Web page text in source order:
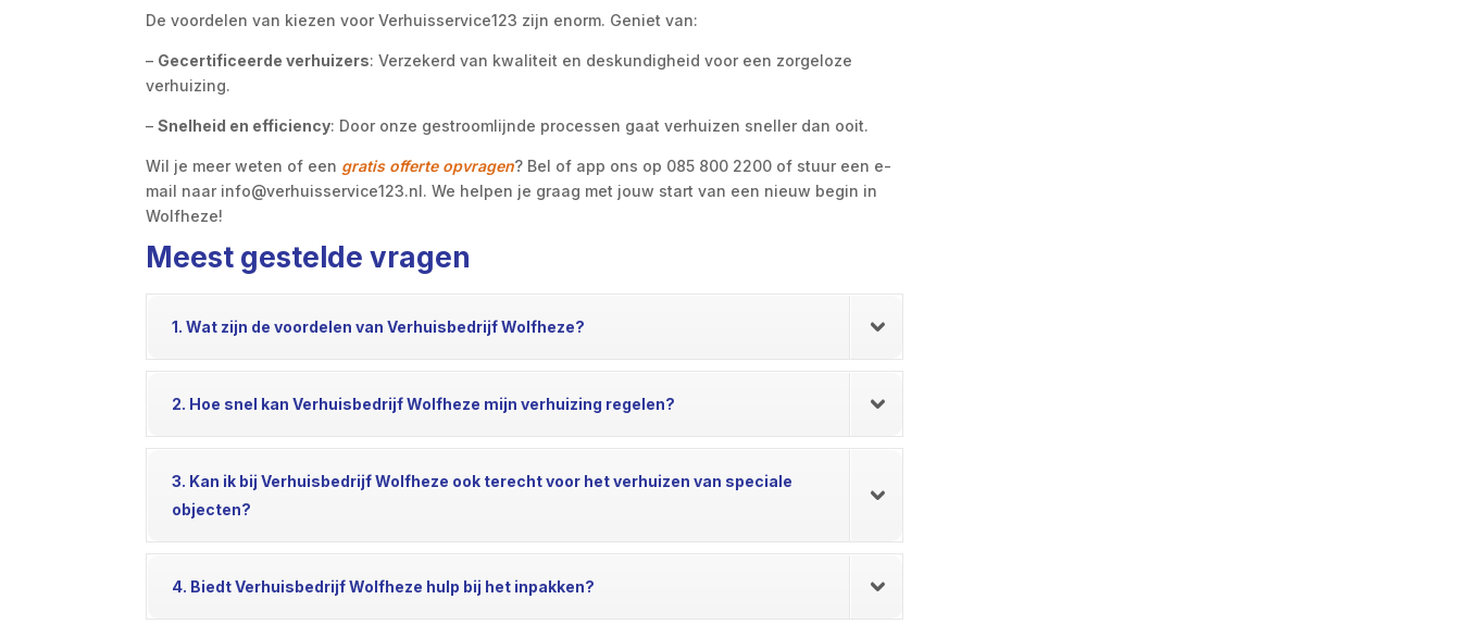
De voordelen van kiezen voor Verhuisservice123 zijn enorm. Geniet van:
– Gecertificeerde verhuizers: Verzekerd van kwaliteit en deskundigheid voor een zorgeloze
verhuizing.
–Snelheid en efficiency: Door onze gestroomlijnde processen gaat verhuizen sneller dan ooit.
Wil je meer weten of een gratis offerte opvragen? Bel of app ons op 085 800 2200 of stuur een e-
mail naar info@verhuisservice123.nl. We helpen je graag met jouw start van een nieuw begin in
Wolfheze!
Meest gestelde vragen
1. Wat zijn de voordelen van Verhuisbedrijf Wolfheze?
2. Hoe snel kan Verhuisbedrijf Wolfheze mijn verhuizing regelen?
3. Kan ik bij Verhuisbedrijf Wolfheze ook terecht voor het verhuizen van speciale
objecten?
4. Biedt Verhuisbedrijf Wolfheze hulp bij het inpakken?